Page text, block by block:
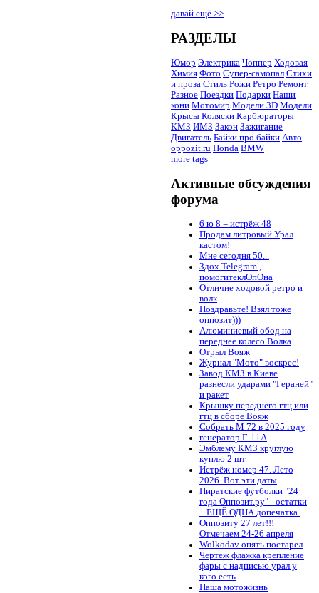
давай ещё >>
РАЗДЕЛЫ
Юмор Электрика Чоппер Ходовая
Химия Фото Супер-самопал Стихи
и проза Стиль Рожи Ретро Ремонт
Разное Поездки Подарки Наши
кони Мотомир Модели 3D Модели
Крысы Коляски Карбюраторы
КМЗ ИМЗ Закон Зажигание
Двигатель Байки про байки Авто
oppozit.ru Honda BMW
more tags
Активные обсуждения
форума
6 ю 8 = истрёж 48
Продам литровый Урал
кастом!
Мне сегодня 50...
Здох Telegram ,
помогитеклОпОна
Отличие ходовой ретро и
волк
Поздравьте! Взял тоже
оппозит)))
Алюминиевый обод на
переднее колесо Волка
Отрыл Вояж
Журнал "Мото" воскрес!
Завод КМЗ в Киеве
разнесли ударами "Гераней"
и ракет
Крышку переднего гтц или
гтц в сборе Вояж
Собрать М 72 в 2025 году
генератор Г-11А
Эмблему КМЗ круглую
куплю 2 шт
Истрёж номер 47. Лето
2026. Вот эти даты
Пиратские футболки "24
года Оппозит.ру" - остатки
+ ЕЩЁ ОДНА допечатка.
Оппозиту 27 лет!!!
Отмечаем 24-26 апреля
Wolkodav опять постарел
Чертеж флажка крепление
фары с надписью урал у
кого есть
Наша мотожизнь